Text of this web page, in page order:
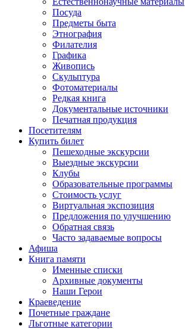
Посуда
Предметы быта
Этнография
Филателия
Графика
Живопись
Скульптура
Фотоматериалы
Редкая книга
Документальные источники
Печатная продукция
Посетителям
Купить билет
Пешеходные экскурсии
Выездные экскурсии
Клубы
Образовательные программы
Стоимость услуг
Виртуальная экспозиция
Предложения по улучшению
Обратная связь
Часто задаваемые вопросы
Афиша
Книга памяти
Именные списки
Архивные документы
Наши Герои
Краеведение
Почетные граждане
Льготные категории